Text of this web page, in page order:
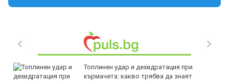
Топлинен удар и дехидратация при
кърмачета: какво трябва да знаят